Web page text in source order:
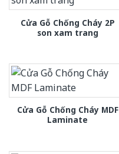
Cửa Gỗ Chống Cháy 2P
son xam trang
Cửa Gỗ Chống Cháy MDF
Laminate